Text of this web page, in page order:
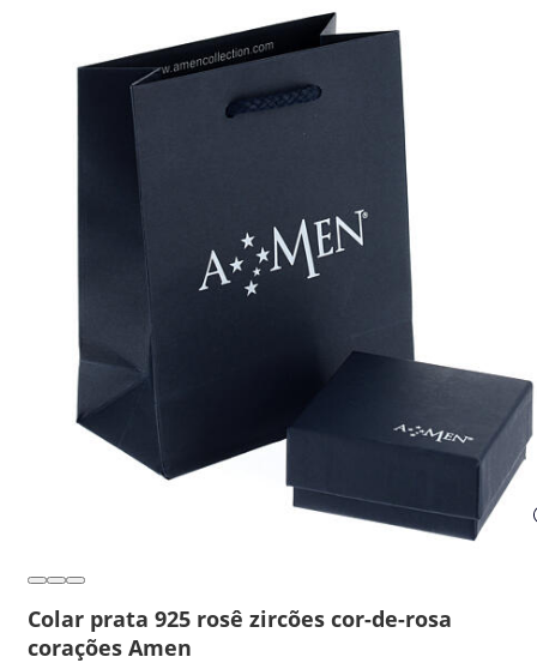
Colar prata 925 rosê zircões cor-de-rosa
corações Amen